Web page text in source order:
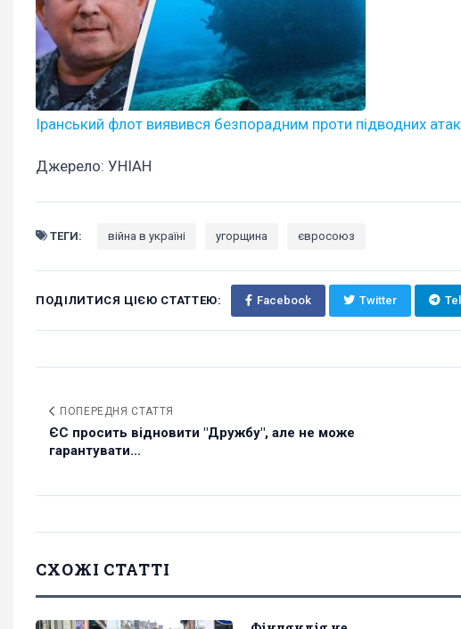
Іранський флот виявився безпорадним проти підводних
Джерело: УНІАН
ТЕГИ: війна в україні угорщина євросоюз
ПОДІЛИТИСЯ ЦІЄЮ СТАТТЕЮ: Facebook Twitter
ПОПЕРЕДНЯ СТАТТЯ
ЄС просить відновити "Дружбу", але не може
гарантувати...
СХОЖІ СТАТТІ